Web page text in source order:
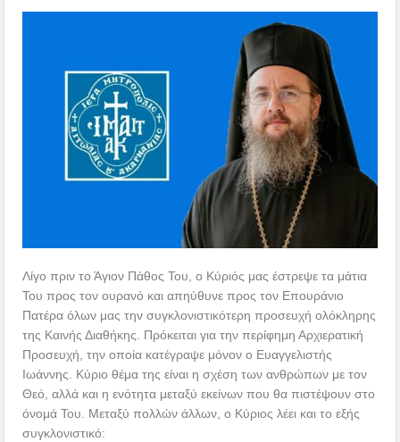
Λίγο πριν το Άγιον Πάθος Του, ο Κύριός μας έστρεψε τα μάτια
Του προς τον ουρανό και απηύθυνε προς τον Επουράνιο
Πατέρα όλων μας την συγκλονιστικότερη προσευχή ολόκληρης
της Καινής Διαθήκης. Πρόκειται για την περίφημη Αρχιερατική
Προσευχή, την οποία κατέγραψε μόνον ο Ευαγγελιστής
Ιωάννης. Κύριο θέμα της είναι η σχέση των ανθρώπων με τον
Θεό, αλλά και η ενότητα μεταξύ εκείνων που θα πιστέψουν στο
όνομά Του. Μεταξύ πολλών άλλων, ο Κύριος λέει και το εξής
συγκλονιστικό: